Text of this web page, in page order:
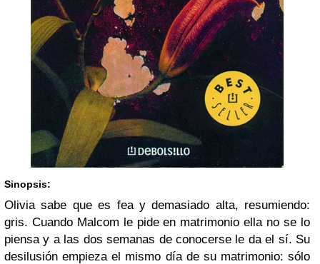
Sinopsis:
Olivia sabe que es fea y demasiado alta, resumiendo:
gris. Cuando Malcom le pide en matrimonio ella no se lo
piensa y a las dos semanas de conocerse le da el sí. Su
desilusión empieza el mismo día de su matrimonio: sólo